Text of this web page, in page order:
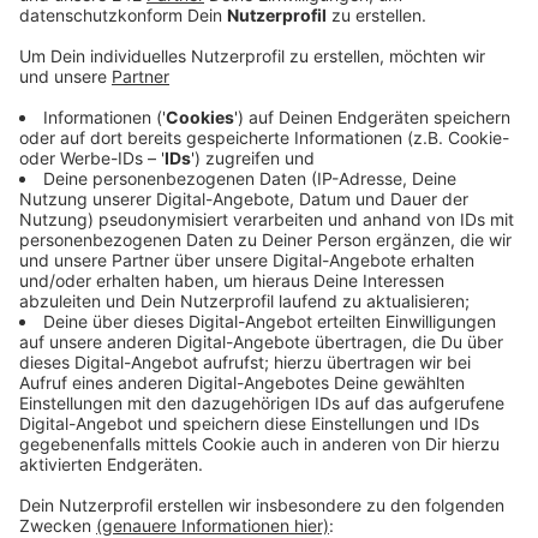
Das Stadtentwicklungsministerium in Berlin
unterstützt damit eine klimagerechte Entwicklung. Es
geht um die Fläche, die eigentlich mal für die
Stadtautobahn Niehler Gürtel geplant war. Die Fläche
an der KVB-Linie 13 zwischen Merheimer und
Amsterdamer Straße soll ein zusammenhängender
Park werden: Das hat der Stadtrat vor sechs Jahren
beschlossen.
Der Bund fördert den Umbau eines Teils des GrünZugs.
Konkret will die Stadt hier Flächen entsiegeln, und die
vorhandenen Grünflächen verbessern. Die Grünen im
Stadtrat versprechen sich Klimaschutz und mehr
Lebensqualität durch das Projekt.
Anzeige